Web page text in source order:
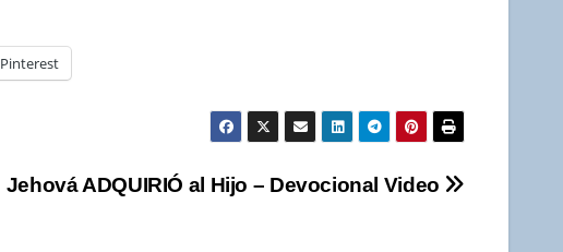
Pinterest
Jehová ADQUIRIÓ al Hijo – Devocional Video